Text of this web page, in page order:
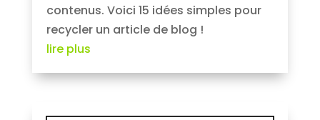
contenus. Voici 15 idées simples pour
recycler un article de blog !
lire plus